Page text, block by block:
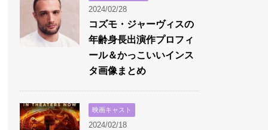
2024/02/28
コズモ・ジャーヴィスの
年齢身長出演作プロフィ
ール＆かっこいいインス
タ画像まとめ
映画キャスト
2024/02/18